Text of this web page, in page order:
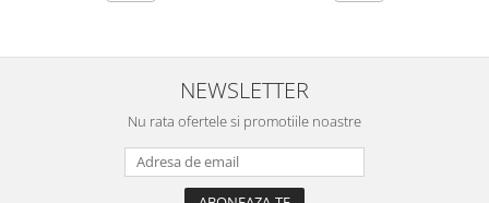
NEWSLETTER
Nu rata ofertele si promotiile noastre